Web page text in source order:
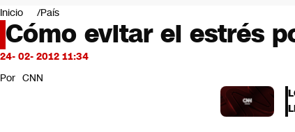
Mundo
Negocios
Deportes
Programas completos
Servicios
Inicio País
Cómo evitar el estrés
24- 02- 2012 11:34
Por CNN